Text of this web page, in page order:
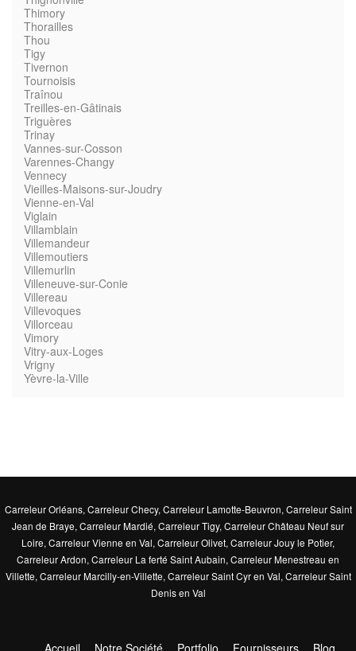
Thimory
Thorailles
Thou
Tigy
Tivernon
Tournoisis
Traînou
Treilles-en-Gâtinais
Triguères
Trinay
Vannes-sur-Cosson
Varennes-Changy
Vennecy
Vieilles-Maisons-sur-Joudry
Vienne-en-Val
Viglain
Villamblain
Villemandeur
Villemoutiers
Villemurlin
Villeneuve-sur-Conie
Villereau
Villevoques
Villorceau
Vimory
Vitry-aux-Loges
Vrigny
Yèvre-la-Ville
Carreleur Orléans,Carreleur Checy,Carreleur Lamotte-Beuvron,Carreleur Saint
Jean de Braye,Carreleur Mardié,Carreleur Tigy,Carreleur Château Neuf sur
Loire,Carreleur Vienne en Val,Carreleur Olivet,Carreleur Jouy le Potier,
Carreleur Ardon,Carreleur La ferté Saint Aubain,Carreleur Menestreau en
Villette,Carreleur Marcilly-en-Villette,Carreleur Saint Cyr en Val,Carreleur Saint
Denis en Val